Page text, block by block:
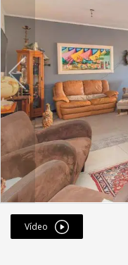
Fichas cadastrais
Financiamento
Hotsites
Política de
Postagens
Simulador de
whatsapp
ANUCIE SEU
Vídeo